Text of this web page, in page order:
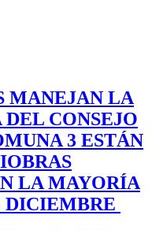
MANEJAN LA
CONSEJO
3 ESTÁN
LA MAYORÍA
DICIEMBRE